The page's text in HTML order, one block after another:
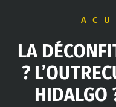
LA
?
HIDALGO